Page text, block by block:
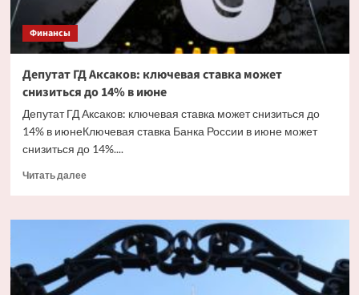
Финансы
Депутат ГД Аксаков: ключевая ставка может
снизиться до 14% в июне
Депутат ГД Аксаков: ключевая ставка может снизиться до
14% в июнеКлючевая ставка Банка России в июне может
снизиться до 14%....
Читать далееПрочитать
Депутат
Аксаков:
ключевая
ставка